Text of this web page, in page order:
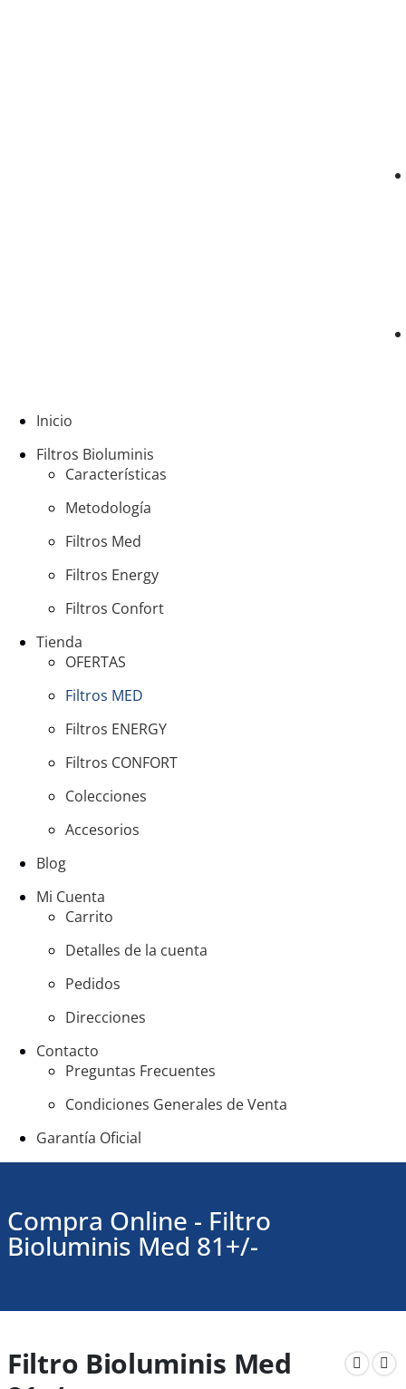
Inicio
Filtros Bioluminis
Características
Metodología
Filtros Med
Filtros Energy
Filtros Confort
Tienda
OFERTAS
Filtros MED
Filtros ENERGY
Filtros CONFORT
Colecciones
Accesorios
Blog
Mi Cuenta
Carrito
Detalles de la cuenta
Pedidos
Direcciones
Contacto
Preguntas Frecuentes
Condiciones Generales de Venta
Garantía Oficial
Compra Online - Filtro
Bioluminis Med 81+/-
Filtro Bioluminis Med